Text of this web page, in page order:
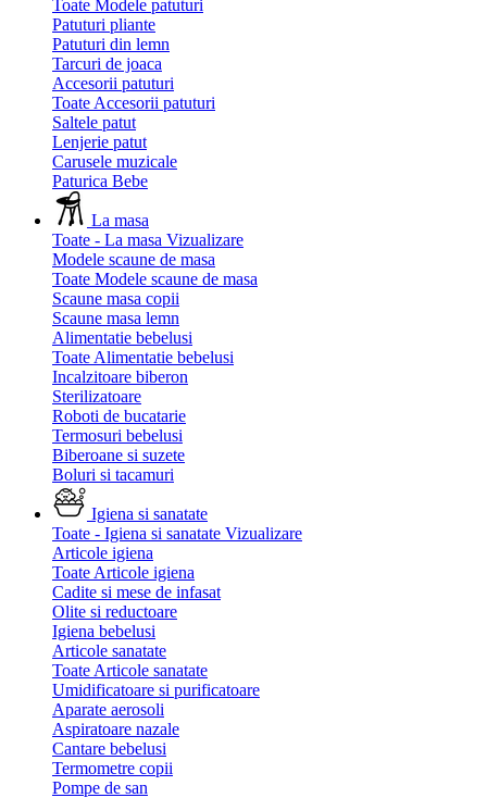
Toate Modele patuturi
Patuturi pliante
Patuturi din lemn
Tarcuri de joaca
Accesorii patuturi
Toate Accesorii patuturi
Saltele patut
Lenjerie patut
Carusele muzicale
Paturica Bebe
La masa
Toate - La masa Vizualizare
Modele scaune de masa
Toate Modele scaune de masa
Scaune masa copii
Scaune masa lemn
Alimentatie bebelusi
Toate Alimentatie bebelusi
Incalzitoare biberon
Sterilizatoare
Roboti de bucatarie
Termosuri bebelusi
Biberoane si suzete
Boluri si tacamuri
Igiena si sanatate
Toate - Igiena si sanatate Vizualizare
Articole igiena
Toate Articole igiena
Cadite si mese de infasat
Olite si reductoare
Igiena bebelusi
Articole sanatate
Toate Articole sanatate
Umidificatoare si purificatoare
Aparate aerosoli
Aspiratoare nazale
Cantare bebelusi
Termometre copii
Pompe de san